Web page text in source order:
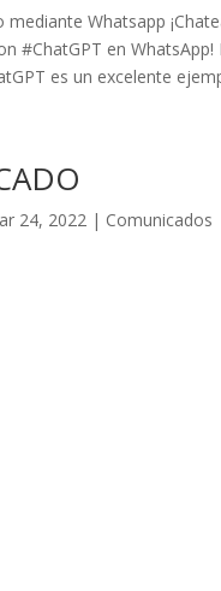
mediante Whatsapp
#ChatGPT en
es un excelente
24, 2022 | Comunicados